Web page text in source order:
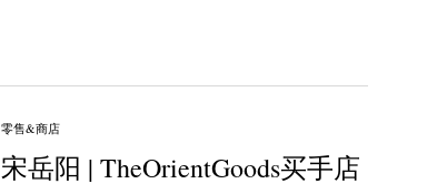
零售&商店
宋岳阳 | TheOrientGoods买手店